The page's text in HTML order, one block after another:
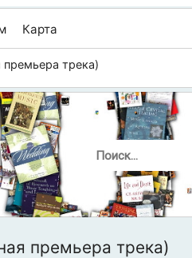
Карта
трека)
премьера трека)